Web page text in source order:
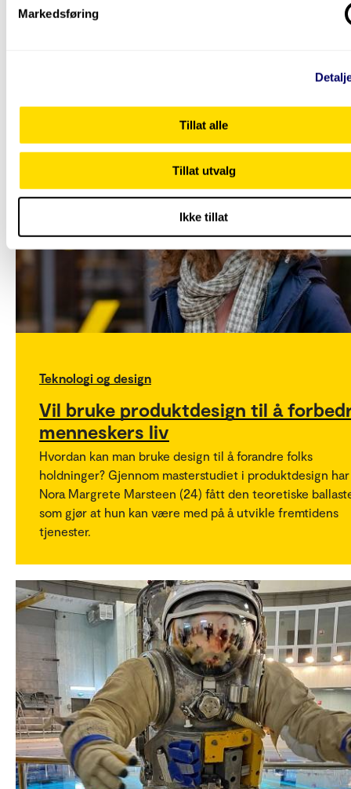
Markedsføring
Tillat alle
Tillat utvalg
Ikke tillat
Bør jeg ta en master?
Teknologi og design
Vil bruke produktdesign til å
menneskers liv
Hvordan kan man bruke design til å forandre folks
holdninger? Gjennom masterstudiet i produktdesign har
Nora Margrete Marsteen (24) fått den teoretiske
som gjør at hun kan være med på å utvikle fremtidens
tjenester.